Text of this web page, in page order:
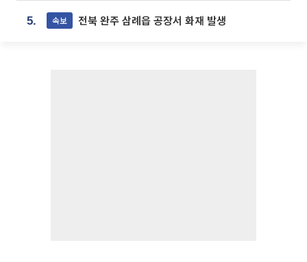
5. 속보 전북 완주 삼례읍 공장서 화재 발생